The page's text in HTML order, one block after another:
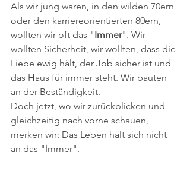
​Als wir jung waren, in den wilden 70ern
oder den karriereorientierten 80ern,
wollten wir oft das "Immer". Wir
wollten Sicherheit, wir wollten, dass die
Liebe ewig hält, der Job sicher ist und
das Haus für immer steht. Wir bauten
an der Beständigkeit.
​Doch jetzt, wo wir zurückblicken und
gleichzeitig nach vorne schauen,
merken wir: Das Leben hält sich nicht
an das "Immer".